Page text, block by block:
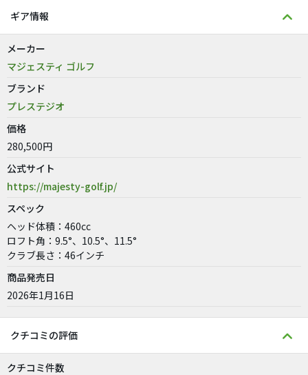
ギア情報
メーカー
マジェスティ ゴルフ
ブランド
プレステジオ
価格
280,500円
公式サイト
https://majesty-golf.jp/
スペック
ヘッド体積：460cc
ロフト角：9.5°、10.5°、11.5°
クラブ長さ：46インチ
商品発売日
2026年1月16日
クチコミの評価
クチコミ件数